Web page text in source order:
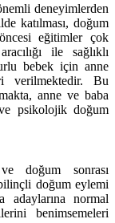
deneyimlerden
katılması, doğum
eğitimler çok
ile sağlıklı
bebek için anne
verilmektedir. Bu
anne ve baba
psikolojik doğum
doğum sonrası
doğum eylemi
adaylarına normal
benimsemeleri